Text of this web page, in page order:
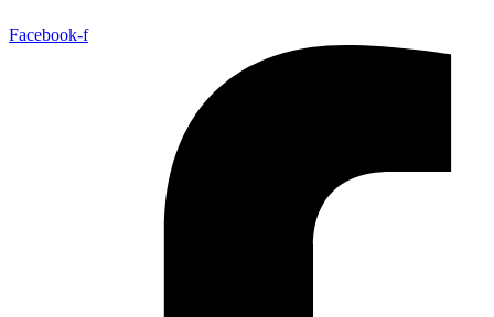
Facebook-f